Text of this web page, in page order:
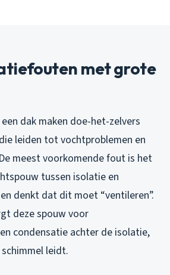
met grote
dak maken doe-het-zelvers
leiden tot vochtproblemen en
meest voorkomende fout is het
tussen isolatie en
denkt dat dit moet “ventileren”.
deze spouw voor
condensatie achter de isolatie,
leidt.